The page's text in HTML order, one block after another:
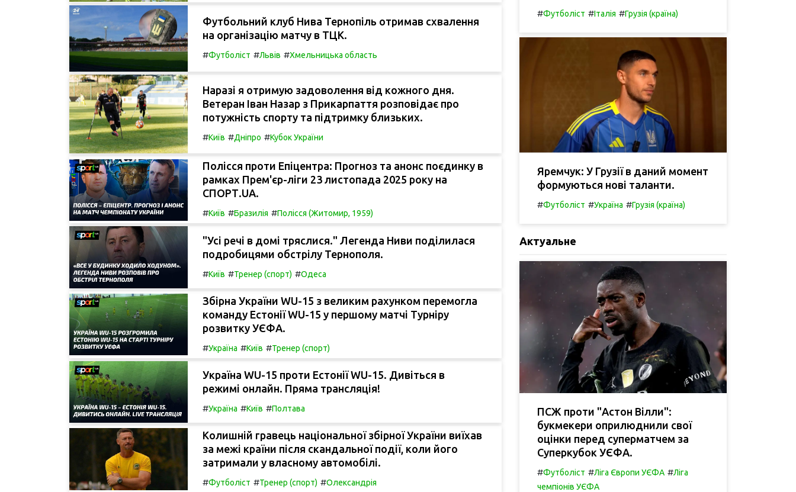
Футбольний клуб Нива Тернопіль отримав схвалення
на організацію матчу в ТЦК.
#Футболіст #Львів #Хмельницька область
Наразі я отримую задоволення від кожного дня.
Ветеран Іван Назар з Прикарпаття розповідає про
потужність спорту та підтримку близьких.
#Київ #Дніпро #Кубок України
Полісся проти Епіцентра: Прогноз та анонс поєдинку в
рамках Прем'єр-ліги 23 листопада 2025 року на
СПОРТ.UA.
#Київ #Бразилія #Полісся (Житомир, 1959)
"Усі речі в домі тряслися." Легенда Ниви поділилася
подробицями обстрілу Тернополя.
#Київ #Тренер (спорт) #Одеса
Збірна України WU-15 з великим рахунком перемогла
команду Естонії WU-15 у першому матчі Турніру
розвитку УЄФА.
#Україна #Київ #Тренер (спорт)
Україна WU-15 проти Естонії WU-15. Дивіться в
режимі онлайн. Пряма трансляція!
#Україна #Київ #Полтава
Колишній гравець національної збірної України виїхав
за межі країни після скандальної події, коли його
затримали у власному автомобілі.
#Футболіст #Тренер (спорт) #Олександрія
#Футболіст #Італія #Грузія (країна)
Яремчук: У Грузії в даний момент
формуються нові таланти.
#Футболіст #Україна #Грузія (країна)
Актуальне
ПСЖ проти "Астон Вілли":
букмекери оприлюднили свої
оцінки перед суперматчем за
Суперкубок УЄФА.
#Футболіст #Ліга Європи УЄФА #Ліга
чемпіонів УЄФА